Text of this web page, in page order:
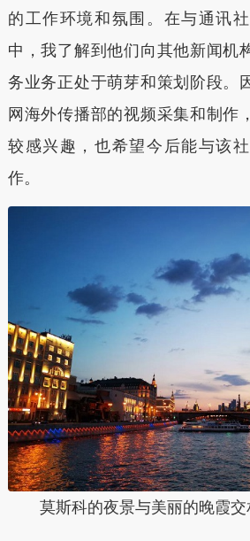
的工作环境和氛围。在与通讯
中，我了解到他们向其他新闻机
务业务正处于萌芽和策划阶段。
网海外传播部的视频采集和制作
较感兴趣，也希望今后能与该
作。
莫斯科的夜景与美丽的晚霞交